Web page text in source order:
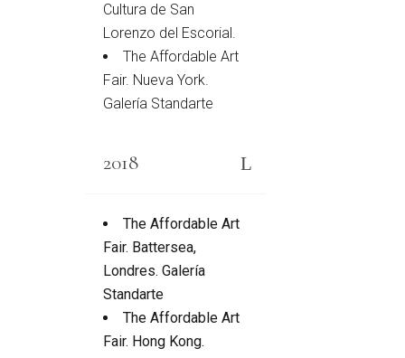
Cultura de San
Lorenzo del Escorial.
The Affordable Art
Fair. Nueva York.
Galería Standarte
2018
The Affordable Art
Fair. Battersea,
Londres. Galería
Standarte
The Affordable Art
Fair. Hong Kong.